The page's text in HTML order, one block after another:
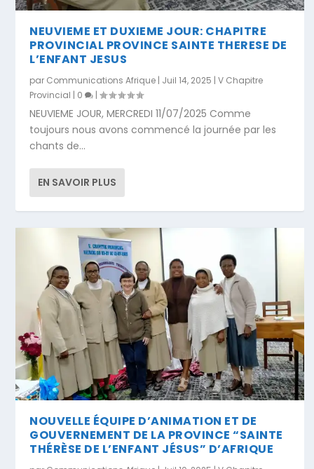
NEUVIEME ET DUXIEME JOUR: CHAPITRE
PROVINCIAL PROVINCE SAINTE THERESE DE
L’ENFANT JESUS
par Communications Afrique | Juil 14, 2025 |V Chapitre
Provincial | 0 |
NEUVIEME JOUR, MERCREDI 11/07/2025 Comme
toujours nous avons commencé la journée par les
chants de...
EN SAVOIR PLUS
NOUVELLE ÉQUIPE D’ANIMATION ET DE
GOUVERNEMENT DE LA PROVINCE “SAINTE
THÉRÈSE DE L’ENFANT JÉSUS” D’AFRIQUE